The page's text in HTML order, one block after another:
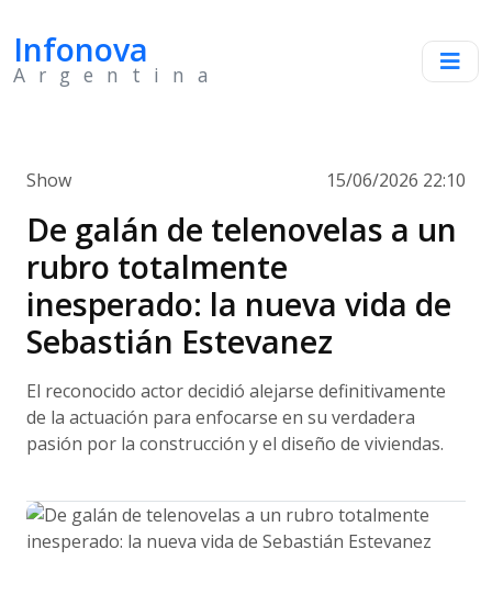
Infonova
Argentina
Show 15/06/2026 22:10
De galán de telenovelas a un
rubro totalmente
inesperado: la nueva vida de
Sebastián Estevanez
El reconocido actor decidió alejarse definitivamente
de la actuación para enfocarse en su verdadera
pasión por la construcción y el diseño de viviendas.